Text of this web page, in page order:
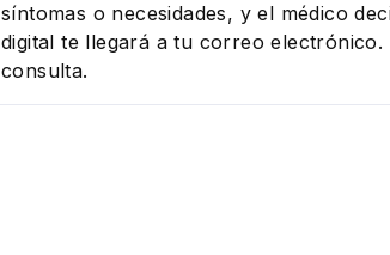
síntomas o necesidades, y el médico
digital te llegará a tu correo
consulta.